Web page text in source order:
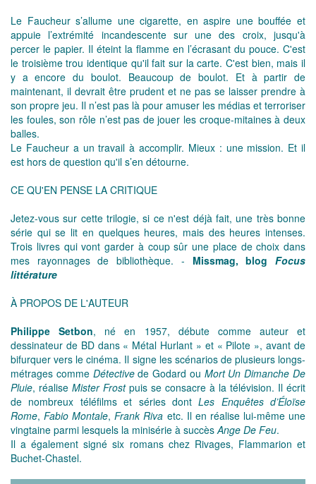
Le Faucheur s’allume une cigarette, en aspire une bouffée et
appuie l’extrémité incandescente sur une des croix, jusqu'à
percer le papier. Il éteint la flamme en l’écrasant du pouce. C'est
le troisième trou identique qu'il fait sur la carte. C'est bien, mais il
y a encore du boulot. Beaucoup de boulot. Et à partir de
maintenant, il devrait être prudent et ne pas se laisser prendre à
son propre jeu. Il n’est pas là pour amuser les médias et terroriser
les foules, son rôle n’est pas de jouer les croque-mitaines à deux
balles.
Le Faucheur a un travail à accomplir. Mieux : une mission. Et il
est hors de question qu'il s’en détourne.
CE QU'EN PENSE LA CRITIQUE
Jetez-vous sur cette trilogie, si ce n'est déjà fait, une très bonne
série qui se lit en quelques heures, mais des heures intenses.
Trois livres qui vont garder à coup sûr une place de choix dans
mes rayonnages de bibliothèque. - Missmag, blogFocus
littérature
À PROPOS DE L'AUTEUR
Philippe Setbon, né en 1957, débute comme auteur et
dessinateur de BD dans « Métal Hurlant » et « Pilote », avant de
bifurquer vers le cinéma. Il signe les scénarios de plusieurs longs-
métrages comme Détectivede Godard ou Mort Un Dimanche De
Pluie, réalise Mister Frostpuis se consacre à la télévision. Il écrit
de nombreux téléfilms et séries dontLes Enquêtes d’Éloïse
Rome,Fabio Montale,Frank Riva etc. Il en réalise lui-même une
vingtaine parmi lesquels la minisérie à succès Ange De Feu.
Il a également signé six romans chez Rivages, Flammarion et
Buchet-Chastel.